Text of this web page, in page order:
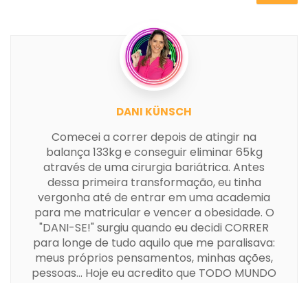
DANI KÜNSCH
Comecei a correr depois de atingir na
balança 133kg e conseguir eliminar 65kg
através de uma cirurgia bariátrica. Antes
dessa primeira transformação, eu tinha
vergonha até de entrar em uma academia
para me matricular e vencer a obesidade. O
"DANI-SE!" surgiu quando eu decidi CORRER
para longe de tudo aquilo que me paralisava:
meus próprios pensamentos, minhas ações,
pessoas... Hoje eu acredito que TODO MUNDO